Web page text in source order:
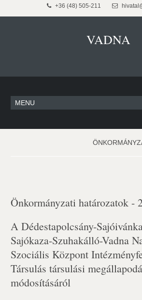
+36 (48) 505-211
VADNA
Önkormányzati határozatok -
A Dédestapolcsány-
Sajókaza-Szuhakálló-Vadna
Szociális Központ
Társulás társulási
módosításáról